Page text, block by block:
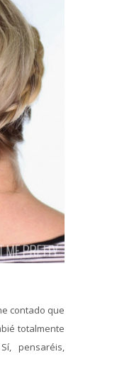
contado que
totalmente
pensaréis,